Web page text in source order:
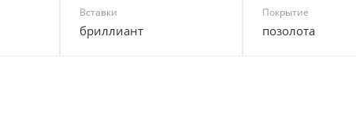
Вставки
бриллиант
Покрытие
позолота